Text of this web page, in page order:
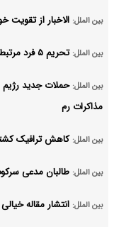
بین الملل: الاخبار از تقویت
بین الملل: تحریم ۵ فرد مرتبط با صنایع دفاعی روسیه توسط اتحادیه اروپا
بین الملل: حملات جدید رژیم
مذاکرات رم
بین الملل: کاهش ترافیک
بین الملل: طالبان مدعی
بین الملل: انتشار مقاله